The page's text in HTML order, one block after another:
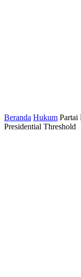
Beranda Hukum Partai
Presidential Threshold